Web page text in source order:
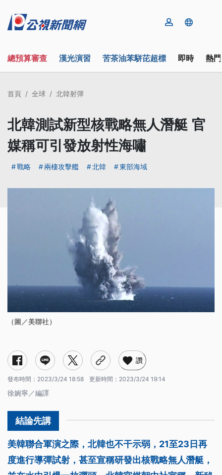
總預算審查 漢光演習 苦茶油苯駢芘超標 即時 熱
首頁 全球 北韓射彈
北韓測試新型核戰略無人潛艇 官
媒稱可引發放射性海嘯
戰略 兩棲攻擊艦 北韓 東部海域
（圖／美聯社）
讚
發布時間： 2023/3/24 18:58 更新時間： 2023/3/24 19:14
徐婉寧／編譯
美韓聯合軍演之際，北韓也不干示弱，21至23日再
度進行導彈試射，甚至宣稱研發出核戰略無人潛艇，